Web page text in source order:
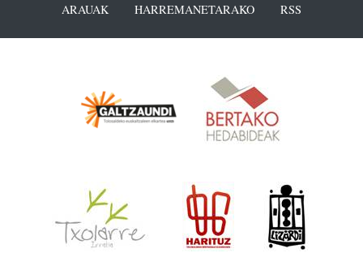
ARAUAK
HARREMANETARAKO RSS